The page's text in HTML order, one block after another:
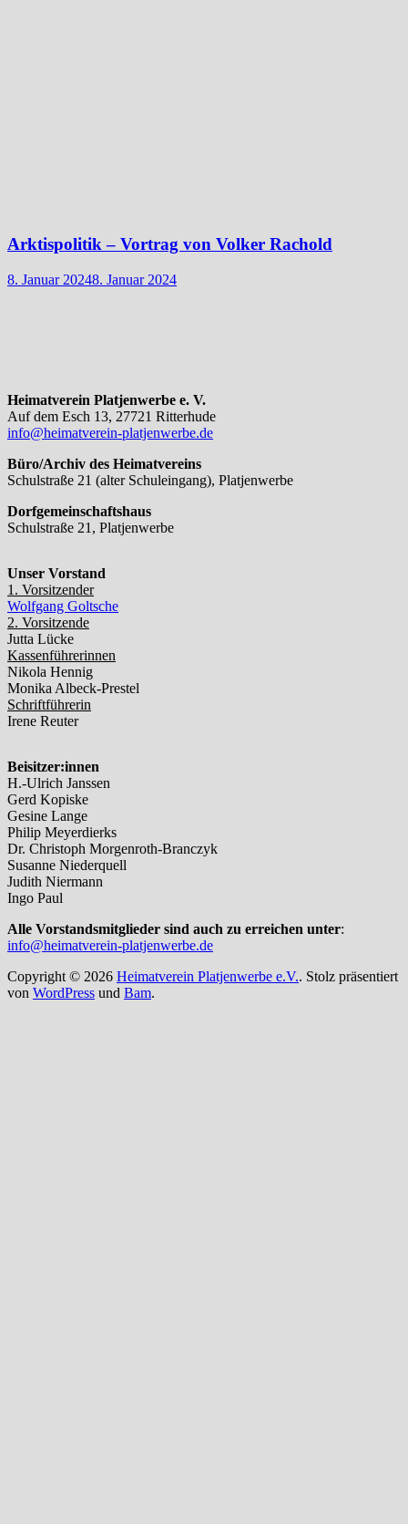
Arktispolitik – Vortrag von Volker Rachold
8. Januar 20248. Januar 2024
Heimatverein Platjenwerbe e. V.
Auf dem Esch 13, 27721 Ritterhude
info@heimatverein-platjenwerbe.de
Büro/Archiv des Heimatvereins
Schulstraße 21 (alter Schuleingang), Platjenwerbe
Dorfgemeinschaftshaus
Schulstraße 21, Platjenwerbe
Unser Vorstand
1. Vorsitzender
Wolfgang Goltsche
2. Vorsitzende
Jutta Lücke
Kassenführerinnen
Nikola Hennig
Monika Albeck-Prestel
Schriftführerin
Irene Reuter
Beisitzer:innen
H.-Ulrich Janssen
Gerd Kopiske
Gesine Lange
Philip Meyerdierks
Dr. Christoph Morgenroth-Branczyk
Susanne Niederquell
Judith Niermann
Ingo Paul
Alle Vorstandsmitglieder sind auch zu erreichen unter:
info@heimatverein-platjenwerbe.de
Copyright © 2026 Heimatverein Platjenwerbe e.V.. Stolz präsentiert
von WordPress und Bam.